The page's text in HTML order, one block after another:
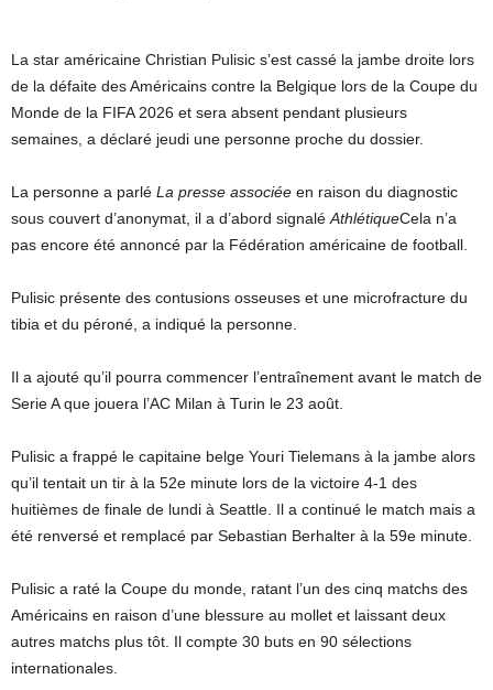
La star américaine Christian Pulisic s’est cassé la jambe droite lors
de la défaite des Américains contre la Belgique lors de la Coupe du
Monde de la FIFA 2026 et sera absent pendant plusieurs
semaines, a déclaré jeudi une personne proche du dossier.
La personne a parlé La presse associée en raison du diagnostic
sous couvert d’anonymat, il a d’abord signalé AthlétiqueCela n’a
pas encore été annoncé par la Fédération américaine de football.
Pulisic présente des contusions osseuses et une microfracture du
tibia et du péroné, a indiqué la personne.
Il a ajouté qu’il pourra commencer l’entraînement avant le match de
Serie A que jouera l’AC Milan à Turin le 23 août.
Pulisic a frappé le capitaine belge Youri Tielemans à la jambe alors
qu’il tentait un tir à la 52e minute lors de la victoire 4-1 des
huitièmes de finale de lundi à Seattle. Il a continué le match mais a
été renversé et remplacé par Sebastian Berhalter à la 59e minute.
Pulisic a raté la Coupe du monde, ratant l’un des cinq matchs des
Américains en raison d’une blessure au mollet et laissant deux
autres matchs plus tôt. Il compte 30 buts en 90 sélections
internationales.